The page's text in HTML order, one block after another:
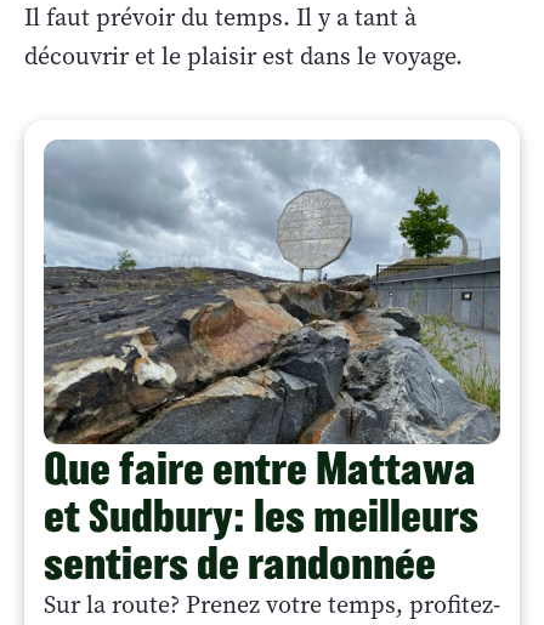
Il faut prévoir du temps. Il y a tant à
découvrir et le plaisir est dans le voyage.
Que faire entre Mattawa
et Sudbury: les meilleurs
sentiers de randonnée
Sur la route? Prenez votre temps, profitez-